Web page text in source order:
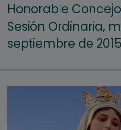
Honorable
Sesión Ordinaria,
septiembre de 2015